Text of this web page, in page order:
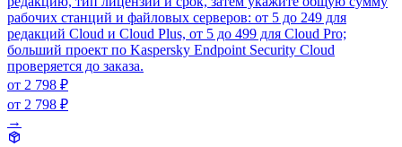
рабочих станций и файловых серверов: от 5 до 249 для
редакций Cloud и Cloud Plus, от 5 до 499 для Cloud Pro;
больший проект по Kaspersky Endpoint Security Cloud
проверяется до заказа.
от 2 798 ₽
от 2 798 ₽
→